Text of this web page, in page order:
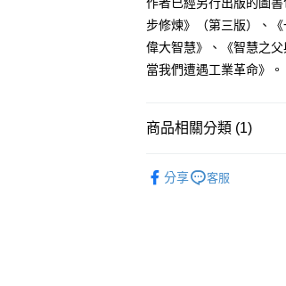
步修煉》（第三版）、
偉大智慧》、《智慧之
當我們遭遇工業革命》。
商品相關分類 (1)
分享
客服